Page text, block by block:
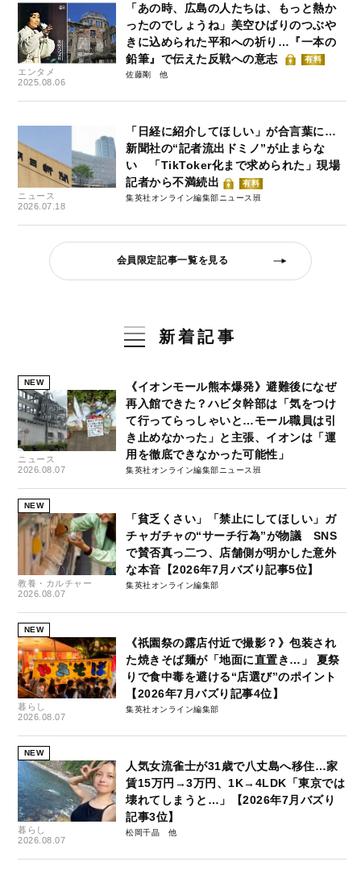
エンタメ
2025.08.06
「あの時、広島の人たちは、もっと熱か
ったのでしょうね」美空ひばりのつぶや
きに込められた平和への祈り…『一本の
鉛筆』で伝えた反戦への意志
有料
佐藤剛
ニュース
2026.07.18
「日経に紹介してほしい」が合言葉に…
新聞社の“記者流出ドミノ”が止まらな
い 「TikToker化まで求められた」現場
記者から不満続出
有料
集英社オンライン編集部ニュース班
会員限定記事一覧を見る
新着記事
NEW
ニュース
2026.08.07
《イオンモール熊本爆発》避難後になぜ
再入館できた？ハビタ幹部は「気をつけ
て行ってらっしゃいと…モール職員は引
き止めなかった」と主張、イオンは「運
用を徹底できなかった可能性」
集英社オンライン編集部ニュース班
NEW
教養・カルチャー
2026.08.07
「貧乏くさい」「禁止にしてほしい」ガ
チャガチャの“サーチ行為”が物議 SNS
で賛否真っ二つ、店舗側が明かした意外
な本音【2026年7月バズり記事5位】
集英社オンライン編集部
NEW
暮らし
2026.08.07
《祇園祭の露店付近で撮影？》包装され
た焼きそば麺が「地面に直置き…」 夏祭
りで食中毒を避ける“店選び”のポイント
【2026年7月バズり記事4位】
集英社オンライン編集部
NEW
暮らし
2026.08.07
人気女流雀士が31歳で八丈島へ移住…家
賃15万円→3万円、1K→4LDK「東京では
壊れてしまうと…」【2026年7月バズり
記事3位】
松岡千晶